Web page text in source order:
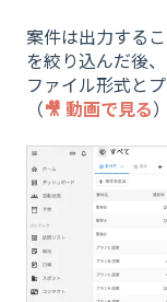
案件は出力する
を絞り込んだ後
ファイル形式と
（🎥 動画で見る）